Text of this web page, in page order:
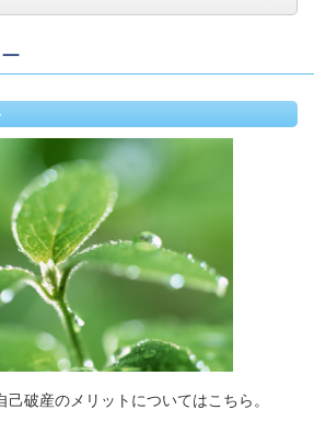
破産のメリットについてはこちら。